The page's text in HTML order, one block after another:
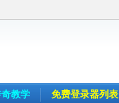
教学 免费登录器列表